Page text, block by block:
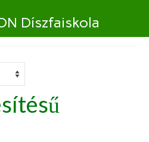
Díszfaiskola